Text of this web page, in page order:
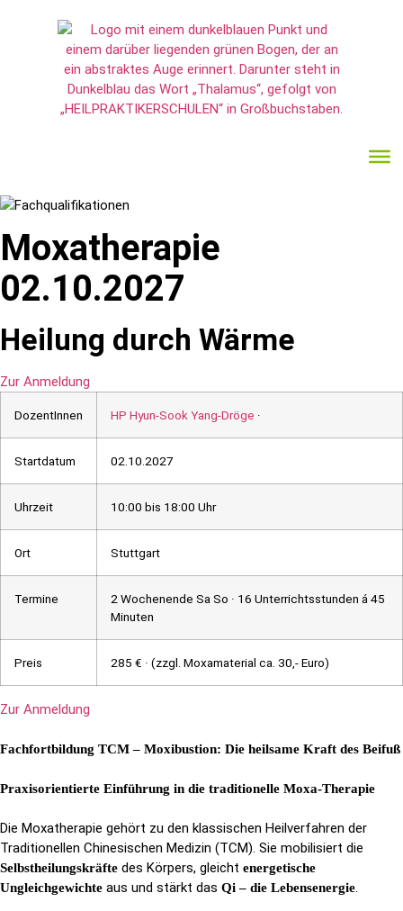
Moxatherapie
02.10.2027
Heilung durch Wärme
Zur Anmeldung
DozentInnen HP Hyun-Sook Yang-Dröge ·
Startdatum 02.10.2027
Uhrzeit 10:00 bis 18:00 Uhr
Ort Stuttgart
Termine
2 Wochenende Sa So · 16 Unterrichtsstunden á 45
Minuten
Preis 285 € · (zzgl. Moxamaterial ca. 30,- Euro)
Zur Anmeldung
Fachfortbildung TCM – Moxibustion: Die heilsame Kraft des Beifuß
Praxisorientierte Einführung in die traditionelle Moxa-Therapie
Die Moxatherapie gehört zu den klassischen Heilverfahren der
Traditionellen Chinesischen Medizin (TCM). Sie mobilisiert die
Selbstheilungskräfte des Körpers, gleicht energetische
Ungleichgewichte aus und stärkt das Qi – die Lebensenergie.